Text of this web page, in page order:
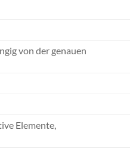
von der genauen
Elemente,